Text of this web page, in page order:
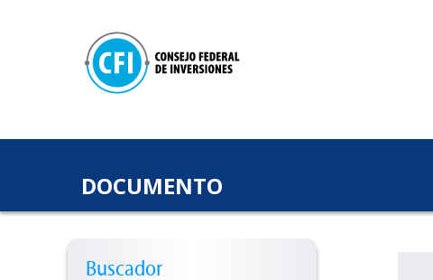
DOCUMENTO
Buscador